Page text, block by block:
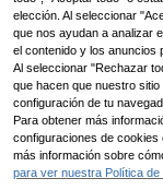
elección. Al seleccionar
que nos ayudan a analizar
el contenido y los anuncios
Al seleccionar "Rechazar
que hacen que nuestro
configuración de tu
Para obtener más
configuraciones de
más información sobre
para ver nuestra Política de